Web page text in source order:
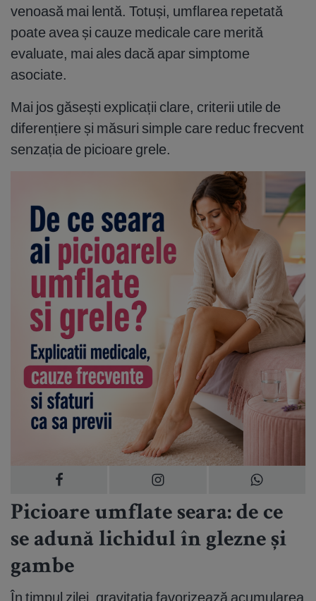
venoasă mai lentă. Totuși, umflarea repetată
poate avea și cauze medicale care merită
evaluate, mai ales dacă apar simptome
asociate.
Mai jos găsești explicații clare, criterii utile de
diferențiere și măsuri simple care reduc frecvent
senzația de picioare grele.
Picioare umflate seara: de ce
se adună lichidul în glezne și
gambe
În timpul zilei, gravitația favorizează acumularea